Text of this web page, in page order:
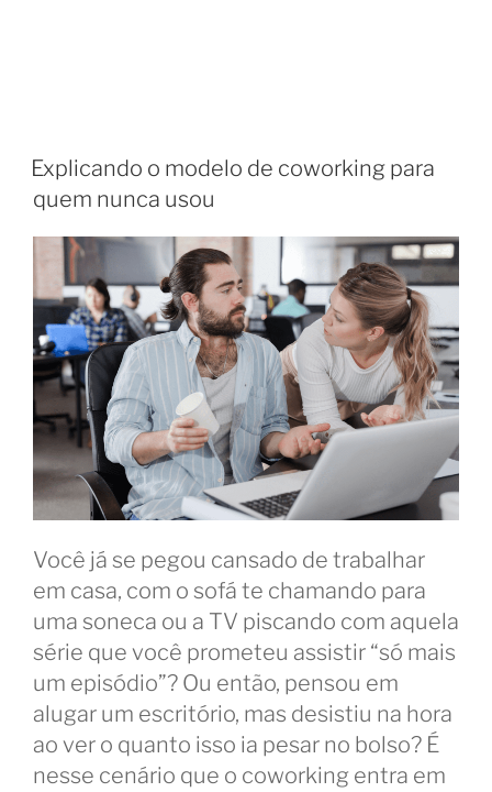
Explicando o modelo de coworking para
quem nunca usou
Você já se pegou cansado de trabalhar
em casa, com o sofá te chamando para
uma soneca ou a TV piscando com aquela
série que você prometeu assistir “só mais
um episódio”? Ou então, pensou em
alugar um escritório, mas desistiu na hora
ao ver o quanto isso ia pesar no bolso? É
nesse cenário que o coworking entra em